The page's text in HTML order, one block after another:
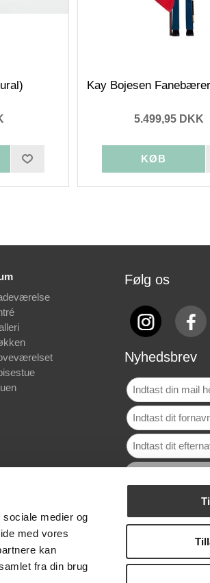
medier og
med vores
kan
fra din brug
Kay Bojesen
5.499,95 DKK
Følg os
Nyhedsbrev